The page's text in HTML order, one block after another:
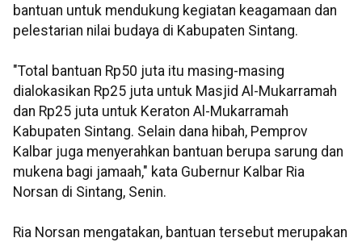
bantuan untuk mendukung kegiatan keagamaan dan
pelestarian nilai budaya di Kabupaten Sintang.
"Total bantuan Rp50 juta itu masing-masing
dialokasikan Rp25 juta untuk Masjid Al-Mukarramah
dan Rp25 juta untuk Keraton Al-Mukarramah
Kabupaten Sintang. Selain dana hibah, Pemprov
Kalbar juga menyerahkan bantuan berupa sarung dan
mukena bagi jamaah," kata Gubernur Kalbar Ria
Norsan di Sintang, Senin.
Ria Norsan mengatakan, bantuan tersebut merupakan